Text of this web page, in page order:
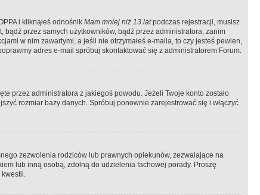
i kliknąłeś odnośnik Mam mniej niż 13 latpodczas rejestracji, musisz
przez samych użytkowników, bądź przez administratora, zanim
w nim zawartymi, a jeśli nie otrzymałeś e-maila, to czy jesteś pewien,
adres e-mail spróbuj skontaktować się z administratorem Forum.
przez administratora z jakiegoś powodu. Jeżeli Twoje konto zostało
rozmiar bazy danych. Spróbuj ponownie zarejestrować się i włączyć
zezwolenia rodziców lub prawnych opiekunów, zezwalające na
lub inną osobą, zdolną do udzielenia fachowej porady. Proszę
kwestii.